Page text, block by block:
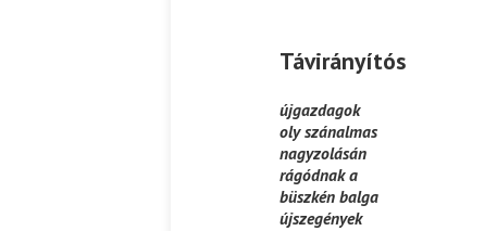
Távirányítós
újgazdagok
oly szánalmas
nagyzolásán
rágódnak a
büszkén balga
újszegények